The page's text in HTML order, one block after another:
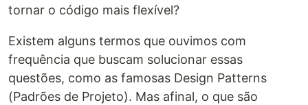
tornar o código mais flexível?
Existem alguns termos que ouvimos com
frequência que buscam solucionar essas
questões, como as famosas Design Patterns
(Padrões de Projeto). Mas afinal, o que são